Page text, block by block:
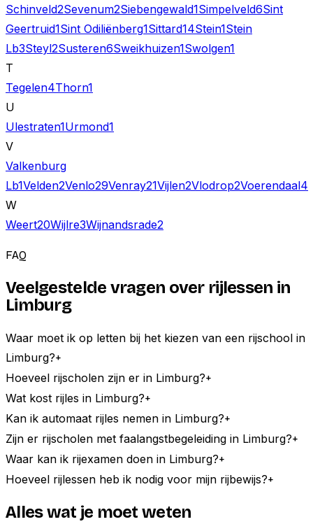
Schinveld2Sevenum2Siebengewald1Simpelveld6Sint
Geertruid1Sint Odiliënberg1Sittard14Stein1Stein
Lb3Steyl2Susteren6Sweikhuizen1Swolgen1
T
Tegelen4Thorn1
U
Ulestraten1Urmond1
V
Valkenburg
Lb1Velden2Venlo29Venray21Vijlen2Vlodrop2Voerendaal4
W
Weert20Wijlre3Wijnandsrade2
FAQ
Veelgestelde vragen over rijlessen in
Limburg
Waar moet ik op letten bij het kiezen van een rijschool in
Limburg?+
Hoeveel rijscholen zijn er in Limburg?+
Wat kost rijles in Limburg?+
Kan ik automaat rijles nemen in Limburg?+
Zijn er rijscholen met faalangstbegeleiding in Limburg?+
Waar kan ik rijexamen doen in Limburg?+
Hoeveel rijlessen heb ik nodig voor mijn rijbewijs?+
Alles wat je moet weten